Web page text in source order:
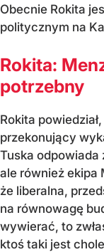
Obecnie Rokita
politycznym na
Rokita:
potrzebny
Rokita
przekonujący
Tuska
ale również ekipa
że liberalna,
na równowagę
wywierać, to
ktoś taki jest